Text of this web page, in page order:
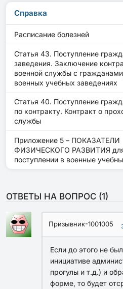
Справка
Расписание болезней
Статья 43. Поступление
заведения. Заключение
военной службы с
военных учебных заведениях
Статья 40. Поступление
по контракту. Контракт о
службы
Приложение 5 – ПОКАЗАТЕЛИ
ФИЗИЧЕСКОГО РАЗВИТИЯ
поступлении в военные
ОТВЕТЫ НА ВОПРОС (1)
Призывник-1001005
Если до этого не
инициативе
прогулы и т.д.) и
форме, то будет